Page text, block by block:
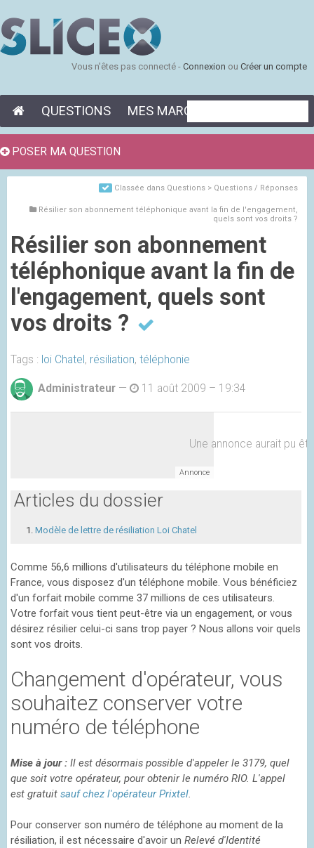
Vous n'êtes pas connecté - Connexion ou Créer un compte
QUESTIONS MES MARQUE-PAGES
Classée dans Questions > Questions / Réponses
Résilier son abonnement téléphonique avant la fin de l'engagement,
quels sont vos droits ?
Résilier son abonnement
téléphonique avant la fin de
l'engagement, quels sont
vos droits ?
Tags : loi Chatel , résiliation, téléphonie
Administrateur — 11 août 2009 – 19:34
Une annonce aurait pu
Articles du dossier
Modèle de lettre de résiliation Loi Chatel
Comme 56,6 millions d'utilisateurs du téléphone mobile en
France, vous disposez d'un téléphone mobile. Vous bénéficiez
d'un forfait mobile comme 37 millions de ces utilisateurs.
Votre forfait vous tient peut-être via un engagement, or vous
désirez résilier celui-ci sans trop payer ? Nous allons voir quels
sont vos droits.
Changement d'opérateur, vous
souhaitez conserver votre
numéro de téléphone
Mise à jour : Il est désormais possible d'appeler le 3179, quel
que soit votre opérateur, pour obtenir le numéro RIO. L'appel
est gratuit sauf chez l'opérateur Prixtel.
Pour conserver son numéro de téléphone au moment de la
résiliation, il est nécessaire d'avoir un Relevé d'Identité
POSER MA QUESTION